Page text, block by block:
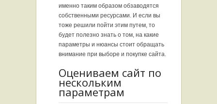
именно таким образом обзаводятся
собственными ресурсами. И если вы
тоже решили пойти этим путем, то
будет полезно знать о том, на какие
параметры и нюансы стоит обращать
внимание при выборе и покупке сайта.
Оцениваем сайт по
нескольким
параметрам